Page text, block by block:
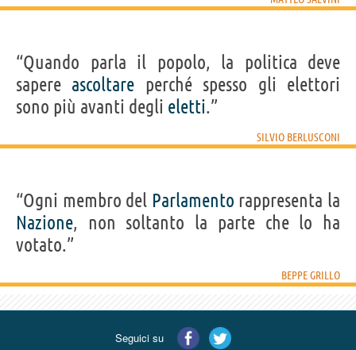
“Quando parla il popolo, la politica deve
sapere ascoltare perché spesso gli elettori
sono più avanti degli eletti.”
SILVIO BERLUSCONI
“Ogni membro del Parlamento rappresenta la
Nazione, non soltanto la parte che lo ha
votato.”
BEPPE GRILLO
Seguici su